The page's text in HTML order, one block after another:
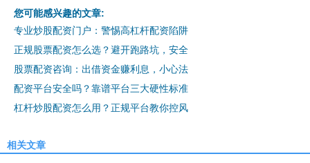
您可能感兴趣的文章:
专业炒股配资门户：警惕高杠杆配资陷阱
正规股票配资怎么选？避开跑路坑，安全
股票配资咨询：出借资金赚利息，小心法
配资平台安全吗？靠谱平台三大硬性标准
杠杆炒股配资怎么用？正规平台教你控风
相关文章